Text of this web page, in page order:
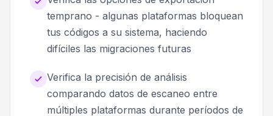
temprano - algunas plataformas bloquean
tus códigos a su sistema, haciendo
difíciles las migraciones futuras
Verifica la precisión de análisis
comparando datos de escaneo entre
múltiples plataformas durante períodos de